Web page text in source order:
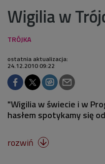
Wigilia w
ostatnia aktualizacja:
24.12.2010 09:22
"Wigilia w świecie i w
hasłem spotykamy się
rozwiń 